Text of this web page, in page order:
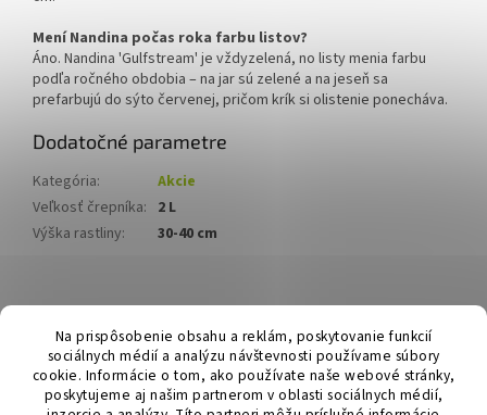
Na prispôsobenie obsahu a reklám, poskytovanie funkcií
sociálnych médií a analýzu návštevnosti používame súbory
cookie. Informácie o tom, ako používate naše webové stránky,
poskytujeme aj našim partnerom v oblasti sociálnych médií,
Mení Nandina počas roka farbu listov?
Áno. Nandina 'Gulfstream' je vždyzelená, no listy menia farbu
podľa ročného obdobia – na jar sú zelené a na jeseň sa
prefarbujú do sýto červenej, pričom krík si olistenie ponecháva.
Dodatočné parametre
Kategória:
Akcie
Veľkosť črepníka: 2 L
Výška rastliny: 30-40 cm
á
Hurmikaki.com